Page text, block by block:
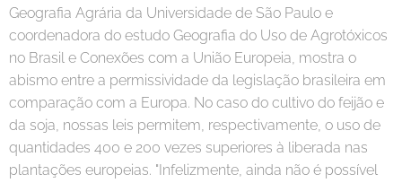
Geografia Agrária da Universidade de São Paulo e
coordenadora do estudo Geografia do Uso de Agrotóxicos
no Brasil e Conexões com a União Europeia, mostra o
abismo entre a permissividade da legislação brasileira em
comparação com a Europa. No caso do cultivo do feijão e
da soja, nossas leis permitem, respectivamente, o uso de
quantidades 400 e 200 vezes superiores à liberada nas
plantações europeias. "Infelizmente, ainda não é possível